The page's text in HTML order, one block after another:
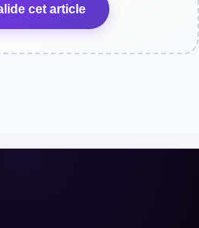
cet article